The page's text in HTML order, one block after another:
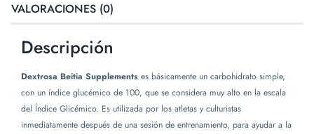
VALORACIONES (0)
Descripción
Dextrosa Beitia Supplements es básicamente un carbohidrato simple,
con un índice glucémico de 100, que se considera muy alto en la escala
del Índice Glicémico. Es utilizada por los atletas y culturistas
inmediatamente después de una sesión de entrenamiento, para ayudar a la